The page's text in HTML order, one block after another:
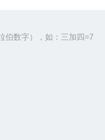
伯数字），如：三加四=7